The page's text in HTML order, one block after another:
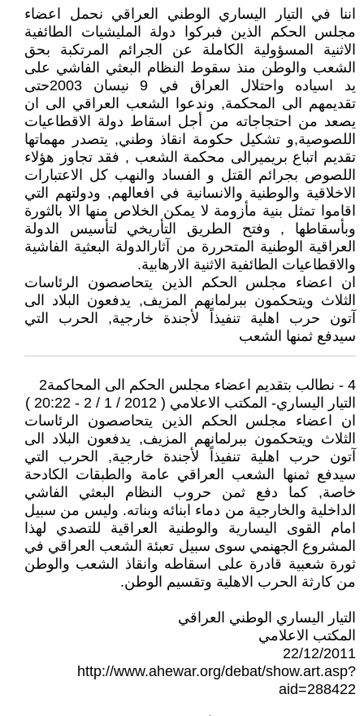
اننا في التيار اليساري الوطني العراقي نحمل اعضاء
مجلس الحكم الذين فبركوا دولة المليشيات الطائفية
الاثنية المسؤولية الكاملة عن الجرائم المرتكبة بحق
الشعب والوطن منذ سقوط النظام البعثي الفاشي على
يد اسياده واحتلال العراق في 9 نيسان 2003حتى
تقديمهم الى المحكمة, وندعوا الشعب العراقي الى ان
يصعد من احتجاجاته من أجل اسقاط دولة الاقطاعيات
اللصوصية,و تشكيل حكومة انقاذ وطني, يتصدر مهماتها
تقديم اتباع بريميرالى محكمة الشعب , فقد تجاوز هؤلاء
اللصوص بجرائم القتل و الفساد والنهب كل الاعتبارات
الاخلاقية والوطنية والانسانية في افعالهم, ودولتهم التي
اقاموا تمثل بنية مأزومة لا يمكن الخلاص منها الا بالثورة
وبأسقاطها , وفتح الطريق التأريخي لتأسيس الدولة
العراقية الوطنية المتحررة من آثارالدولة البعثية الفاشية
والاقطاعيات الطائفية الاثنية الارهابية.
ان اعضاء مجلس الحكم الذين يتحاصصون الرئاسات
الثلاث ويتحكمون ببرلمانهم المزيف, يدفعون البلاد الى
آتون حرب اهلية تنفيذاً لأجندة خارجية, الحرب التي
سيدفع ثمنها الشعب
4 - نطالب بتقديم اعضاء مجلس الحكم الى المحاكمة2
التيار اليساري- المكتب الاعلامي ( 2012 / 1 / 2 - 20:22 )
ان اعضاء مجلس الحكم الذين يتحاصصون الرئاسات
الثلاث ويتحكمون ببرلمانهم المزيف, يدفعون البلاد الى
آتون حرب اهلية تنفيذاً لأجندة خارجية, الحرب التي
سيدفع ثمنها الشعب العراقي عامة والطبقات الكادحة
خاصة, كما دفع ثمن حروب النظام البعثي الفاشي
الداخلية والخارجية من دماء ابنائه وبناته. وليس من سبيل
امام القوى اليسارية والوطنية العراقية للتصدي لهذا
المشروع الجهنمي سوى سبيل تعبئة الشعب العراقي في
ثورة شعبية قادرة على اسقاطه وانقاذ الشعب والوطن
من كارثة الحرب الاهلية وتقسيم الوطن.
التيار اليساري الوطني العراقي
المكتب الاعلامي
22/12/2011
http://www.ahewar.org/debat/show.art.asp?
aid=288422